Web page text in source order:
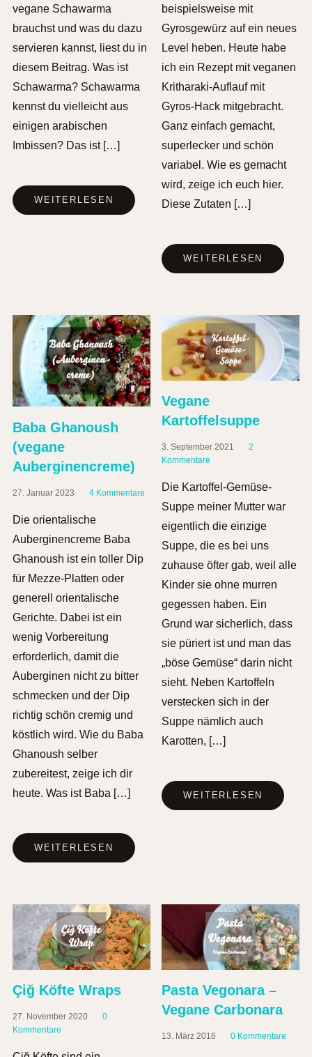
vegane Schawarma
brauchst und was du dazu
servieren kannst, liest du in
diesem Beitrag. Was ist
Schawarma? Schawarma
kennst du vielleicht aus
einigen arabischen
Imbissen? Das ist […]
WEITERLESEN
beispielsweise mit
Gyrosgewürz auf ein neues
Level heben. Heute habe
ich ein Rezept mit veganen
Kritharaki-Auflauf mit
Gyros-Hack mitgebracht.
Ganz einfach gemacht,
superlecker und schön
variabel. Wie es gemacht
wird, zeige ich euch hier.
Diese Zutaten […]
WEITERLESEN
Baba Ghanoush
(vegane
Auberginencreme)
27. Januar 2023 4 Kommentare
Die orientalische
Auberginencreme Baba
Ghanoush ist ein toller Dip
für Mezze-Platten oder
generell orientalische
Gerichte. Dabei ist ein
wenig Vorbereitung
erforderlich, damit die
Auberginen nicht zu bitter
schmecken und der Dip
richtig schön cremig und
köstlich wird. Wie du Baba
Ghanoush selber
zubereitest, zeige ich dir
heute. Was ist Baba […]
WEITERLESEN
Vegane
Kartoffelsuppe
3. September 2021
2
Kommentare
Die Kartoffel-Gemüse-
Suppe meiner Mutter war
eigentlich die einzige
Suppe, die es bei uns
zuhause öfter gab, weil alle
Kinder sie ohne murren
gegessen haben. Ein
Grund war sicherlich, dass
sie püriert ist und man das
„böse Gemüse“ darin nicht
sieht. Neben Kartoffeln
verstecken sich in der
Suppe nämlich auch
Karotten, […]
WEITERLESEN
Çiğ Köfte Wraps
27. November 2020
0
Kommentare
Pasta Vegonara –
Vegane Carbonara
13. März 2016 0 Kommentare